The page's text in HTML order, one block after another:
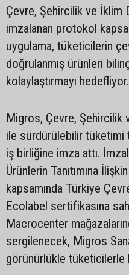
Çevre, Şehircilik ve İklim
imzalanan protokol
uygulama, tüketicilerin
doğrulanmış ürünleri
kolaylaştırmayı hedefliyor.
Migros, Çevre, Şehircilik
ile sürdürülebilir
iş birliğine imza attı.
Ürünlerin Tanıtımına
kapsamında Türkiye
Ecolabel sertifikasına
Macrocenter
sergilenecek, Migros
görünürlükle tüketicilerle